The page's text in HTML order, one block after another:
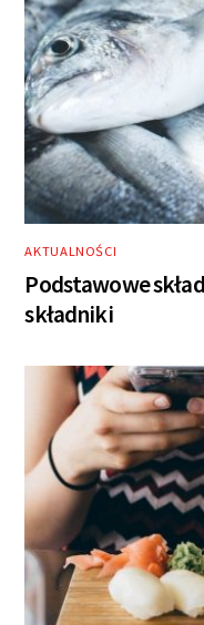
AKTUALNOŚCI
Podstawowe
składniki